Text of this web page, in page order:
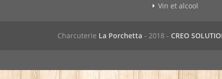
Vin et alcool
Charcuterie La Porchetta - 2018 - CREO